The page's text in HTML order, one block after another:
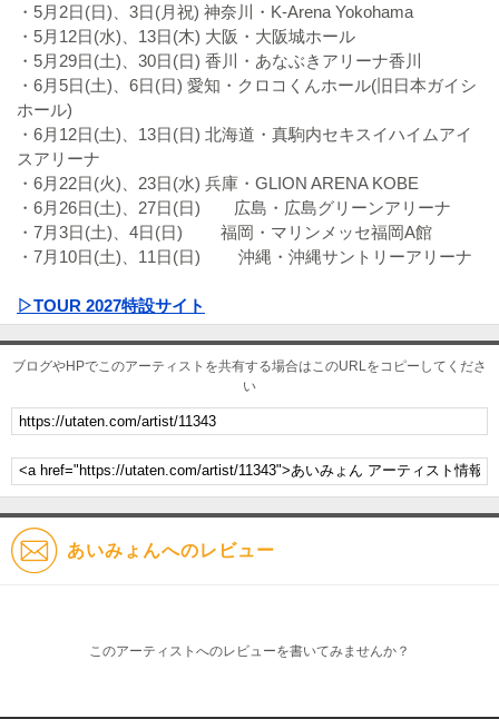
・5月2日(日)、3日(月祝) 神奈川・K-Arena Yokohama
・5月12日(水)、13日(木) 大阪・大阪城ホール
・5月29日(土)、30日(日) 香川・あなぶきアリーナ香川
・6月5日(土)、6日(日) 愛知・クロコくんホール(旧日本ガイシ
ホール)
・6月12日(土)、13日(日) 北海道・真駒内セキスイハイムアイ
スアリーナ
・6月22日(火)、23日(水) 兵庫・GLION ARENA KOBE
・6月26日(土)、27日(日) 広島・広島グリーンアリーナ
・7月3日(土)、4日(日) 福岡・マリンメッセ福岡A館
・7月10日(土)、11日(日) 沖縄・沖縄サントリーアリーナ
▷TOUR 2027特設サイト
ブログやHPでこのアーティストを共有する場合はこのURLをコピーしてくださ
い
あいみょんへのレビュー
このアーティストへのレビューを書いてみませんか？